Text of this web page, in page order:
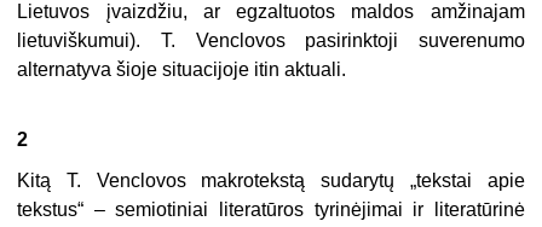
Lietuvos įvaizdžiu, ar egzaltuotos maldos amžinajam
lietuviškumui). T. Venclovos pasirinktoji suverenumo
alternatyva šioje situacijoje itin aktuali.
2
Kitą T. Venclovos makrotekstą sudarytų „tekstai apie
tekstus“ – semio­tiniai literatūros tyrinėjimai ir literatūrinė